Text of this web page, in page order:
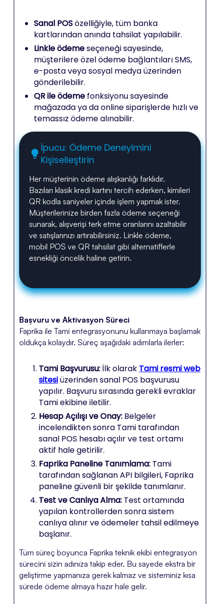
Sanal POSözelliğiyle, tüm banka
kartlarından anında tahsilat yapılabilir.
Linkle ödemeseçeneği sayesinde,
müşterilere özel ödeme bağlantıları SMS,
e-posta veya sosyal medya üzerinden
gönderilebilir.
QR ile ödeme fonksiyonu sayesinde
mağazada ya da online siparişlerde hızlı ve
temassız ödeme alınabilir.
lightbulb İpucu: Ödeme Deneyimini
Kişiselleştirin
Her müşterinin ödeme alışkanlığı farklıdır.
Bazıları klasik kredi kartını tercih ederken, kimileri
QR kodla saniyeler içinde işlem yapmak ister.
Müşterilerinize birden fazla ödeme seçeneği
sunarak, alışverişi terk etme oranlarını azaltabilir
ve satışlarınızı artırabilirsiniz. Linkle ödeme,
mobil POS ve QR tahsilat gibi alternatiflerle
esnekliği öncelik haline getirin.
Başvuru ve Aktivasyon Süreci
Faprika ile Tami entegrasyonunu kullanmaya başlamak
oldukça kolaydır. Süreç aşağıdaki adımlarla ilerler:
Tami Başvurusu: İlk olarak Tami resmi web
sitesiüzerinden sanal POS başvurusu
yapılır. Başvuru sırasında gerekli evraklar
Tami ekibine iletilir.
Hesap Açılışı ve Onay: Belgeler
incelendikten sonra Tami tarafından
sanal POS hesabı açılır ve test ortamı
aktif hale getirilir.
Faprika Paneline Tanımlama: Tami
tarafından sağlanan API bilgileri, Faprika
paneline güvenli bir şekilde tanımlanır.
Test ve Canlıya Alma: Test ortamında
yapılan kontrollerden sonra sistem
canlıya alınır ve ödemeler tahsil edilmeye
başlanır.
Tüm süreç boyunca Faprika teknik ekibi entegrasyon
sürecini sizin adınıza takip eder. Bu sayede ekstra bir
geliştirme yapmanıza gerek kalmaz ve sisteminiz kısa
sürede ödeme almaya hazır hale gelir.